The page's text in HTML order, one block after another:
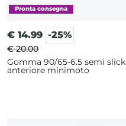
€ 14.99 -25%
€ 20.00
Gomma 90/65-6.5 semi slick
anteriore minimoto